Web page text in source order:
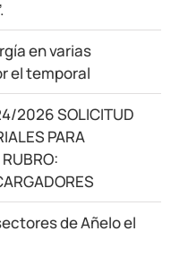
en varias
el temporal
2026 SOLICITUD
PARA
de Añelo el